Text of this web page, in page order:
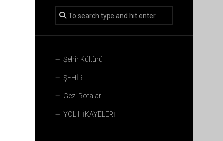
Şehir Kültürü
ŞEHİR
Gezi Rotaları
YOL HİKAYELERİ